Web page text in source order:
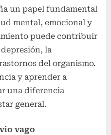
un papel fundamental
mental, emocional y
puede contribuir
la
del organismo.
y aprender a
una diferencia
general.
vago